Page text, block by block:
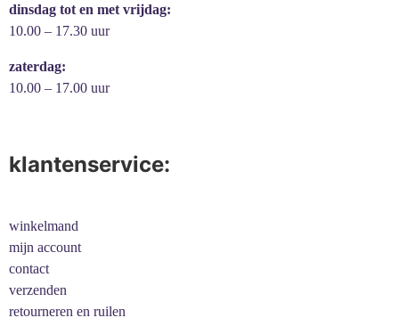
dinsdag tot en met vrijdag:
10.00 – 17.30 uur
zaterdag:
10.00 – 17.00 uur
klantenservice:
winkelmand
mijn account
contact
verzenden
retourneren en ruilen